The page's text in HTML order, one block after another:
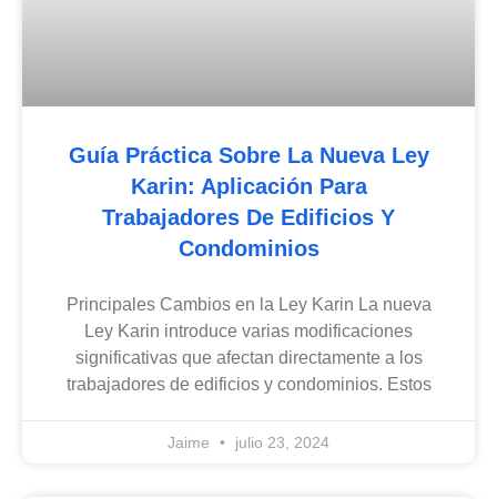
Guía Práctica Sobre La Nueva Ley
Karin: Aplicación Para
Trabajadores De Edificios Y
Condominios
Principales Cambios en la Ley Karin La nueva
Ley Karin introduce varias modificaciones
significativas que afectan directamente a los
trabajadores de edificios y condominios. Estos
Jaime julio 23, 2024